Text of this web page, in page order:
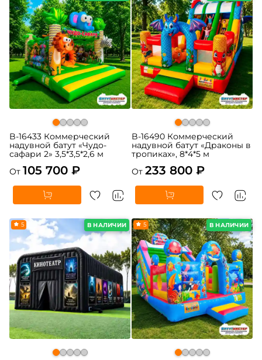
B-16433 Коммерческий
надувной батут «Чудо-
сафари 2» 3,5*3,5*2,6 м
От 105 700 ₽
B-16490 Коммерческий
надувной батут «Драконы в
тропиках», 8*4*5 м
От 233 800 ₽
В НАЛИЧИИ
5 В НАЛИЧИИ
5